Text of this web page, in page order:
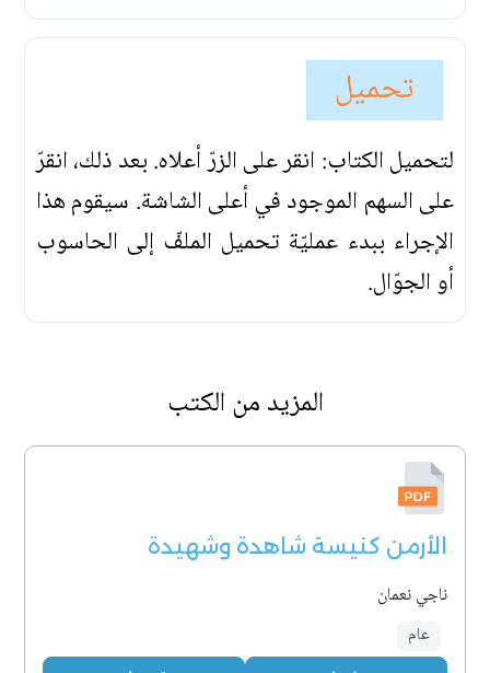
تحميل
لتحميل الكتاب: انقر على الزرّ أعلاه. بعد ذلك، انقرّ
على السهم الموجود في أعلى الشاشة. سيقوم هذا
الإجراء ببدء عمليّة تحميل الملفّ إلى الحاسوب
أو الجوّال.
المزيد من الكتب
الأرمن كنيسة شاهدة وشهيدة
ناجي نعمان
عام